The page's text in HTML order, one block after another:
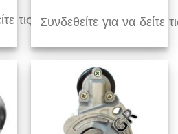
τις τιμέςΣυνδεθείτε για να δείτε